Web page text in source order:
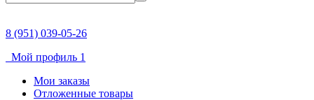
8 (951) 039-05-26
Мой профиль 1
Мои заказы
Отложенные товары